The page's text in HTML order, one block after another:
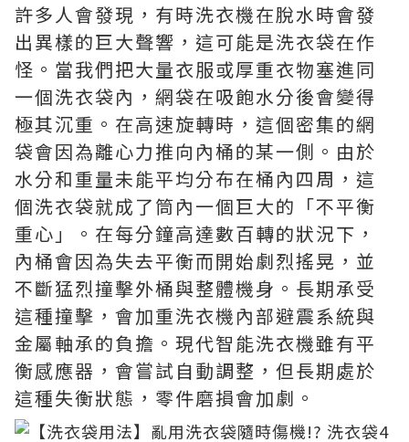
許多人會發現，有時洗衣機在脫水時會發
出異樣的巨大聲響，這可能是洗衣袋在作
怪。當我們把大量衣服或厚重衣物塞進同
一個洗衣袋內，網袋在吸飽水分後會變得
極其沉重。在高速旋轉時，這個密集的網
袋會因為離心力推向內桶的某一側。由於
水分和重量未能平均分布在桶內四周，這
個洗衣袋就成了筒內一個巨大的「不平衡
重心」。在每分鐘高達數百轉的狀況下，
內桶會因為失去平衡而開始劇烈搖晃，並
不斷猛烈撞擊外桶與整體機身。長期承受
這種撞擊，會加重洗衣機內部避震系統與
金屬軸承的負擔。現代智能洗衣機雖有平
衡感應器，會嘗試自動調整，但長期處於
這種失衡狀態，零件磨損會加劇。